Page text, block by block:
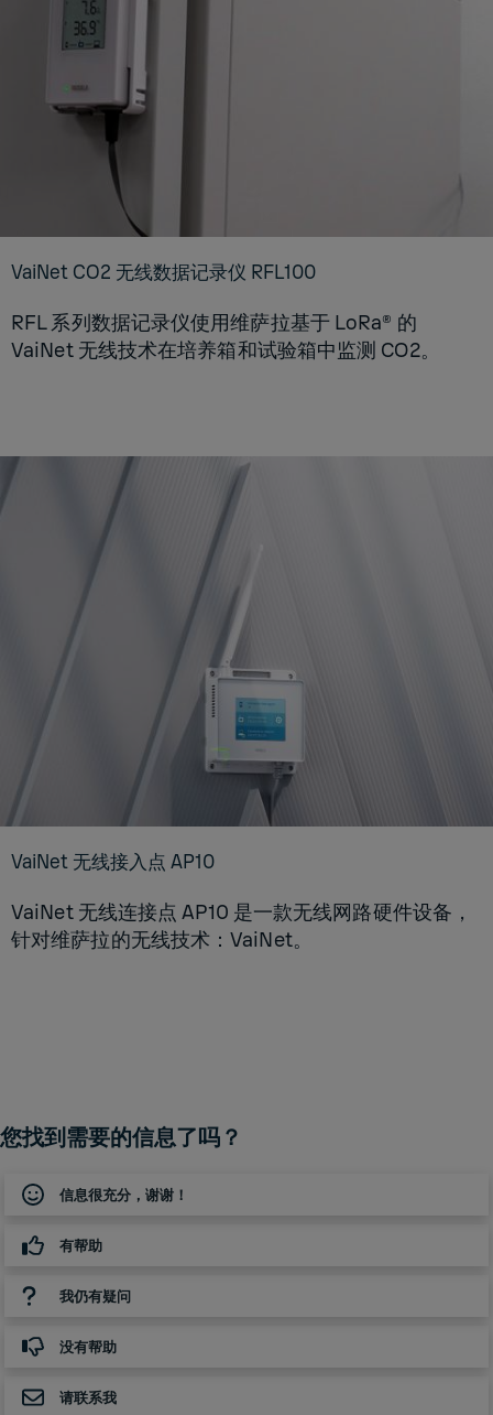
VaiNet CO2 无线数据记录仪 RFL100
RFL 系列数据记录仪使用维萨拉基于 LoRa® 的
VaiNet 无线技术在培养箱和试验箱中监测 CO2。
VaiNet 无线接入点 AP10
VaiNet 无线连接点 AP10 是一款无线网路硬件设备，
针对维萨拉的无线技术：VaiNet。
您找到需要的信息了吗？
信息很充分，谢谢！
有帮助
我仍有疑问
没有帮助
请联系我